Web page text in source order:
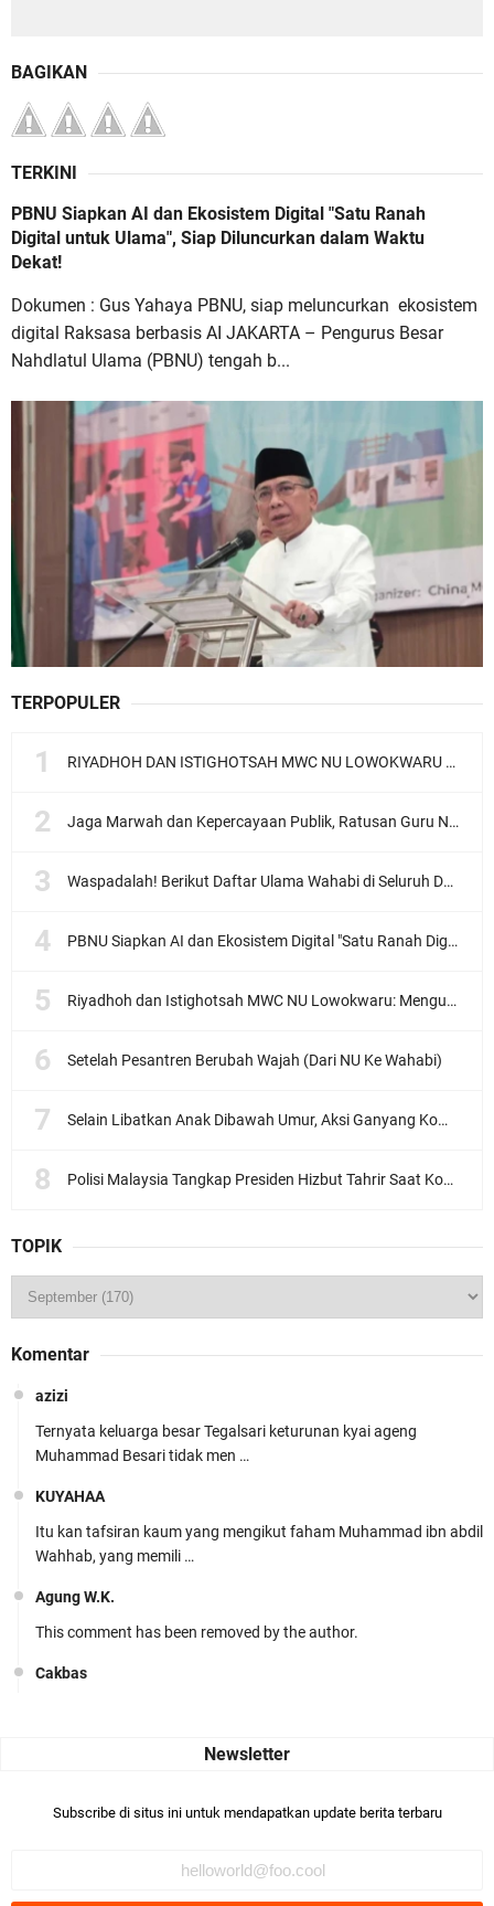
BAGIKAN
TERKINI
PBNU Siapkan AI dan Ekosistem Digital "Satu Ranah
Digital untuk Ulama", Siap Diluncurkan dalam Waktu
Dekat!
Dokumen : Gus Yahaya PBNU, siap meluncurkan ekosistem
digital Raksasa berbasis AI JAKARTA – Pengurus Besar
Nahdlatul Ulama (PBNU) tengah b...
TERPOPULER
RIYADHOH DAN ISTIGHOTSAH MWC NU LOWOKWARU Menyambut Muktamar NU ke-35, Meneguhkan Sanad Laku Para Muassis
Jaga Marwah dan Kepercayaan Publik, Ratusan Guru Ngaji Kota Malang Serukan Deklarasi Ramah Anak
Waspadalah! Berikut Daftar Ulama Wahabi di Seluruh Dunia dan Karya-karyanya
PBNU Siapkan AI dan Ekosistem Digital "Satu Ranah Digital untuk Ulama", Siap Diluncurkan dalam Waktu Dekat!
Riyadhoh dan Istighotsah MWC NU Lowokwaru: Menguatkan Doa, Menjalin Ukhuwah Menyambut Muktamar NU ke-35
Setelah Pesantren Berubah Wajah (Dari NU Ke Wahabi)
Selain Libatkan Anak Dibawah Umur, Aksi Ganyang Komunis Jadi Sorotan Karena Ada Narasi Halal Sembelih Orang
Polisi Malaysia Tangkap Presiden Hizbut Tahrir Saat Konferensi Pers
TOPIK
Komentar
azizi
Ternyata keluarga besar Tegalsari keturunan kyai ageng
Muhammad Besari tidak men …
KUYAHAA
Itu kan tafsiran kaum yang mengikut faham Muhammad ibn abdil
Wahhab, yang memili …
Agung W.K.
This comment has been removed by the author.
Cakbas
Bismillaah semoga pembuat artikel Alloh berikan pemahaman yg
Subscribe di situs ini untuk mendapatkan update berita terbaru